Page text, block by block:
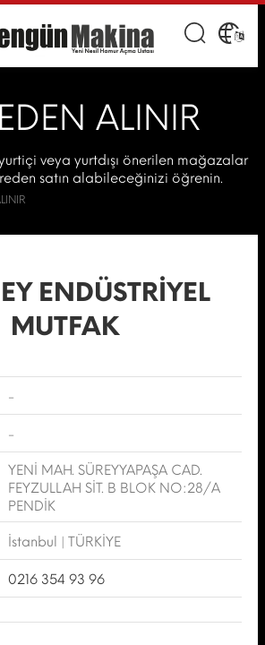
ALINIR
veya yurtdışı önerilen mağazalar
satın alabileceğinizi öğrenin.
ENDÜSTRİYEL
MUTFAK
-
-
YENİ MAH. SÜREYYAPAŞA CAD.
FEYZULLAH SİT. B BLOK NO:28/A
PENDİK
İstanbul | TÜRKİYE
0216 354 93 96